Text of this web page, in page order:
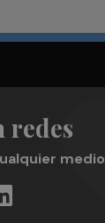
redes
medio